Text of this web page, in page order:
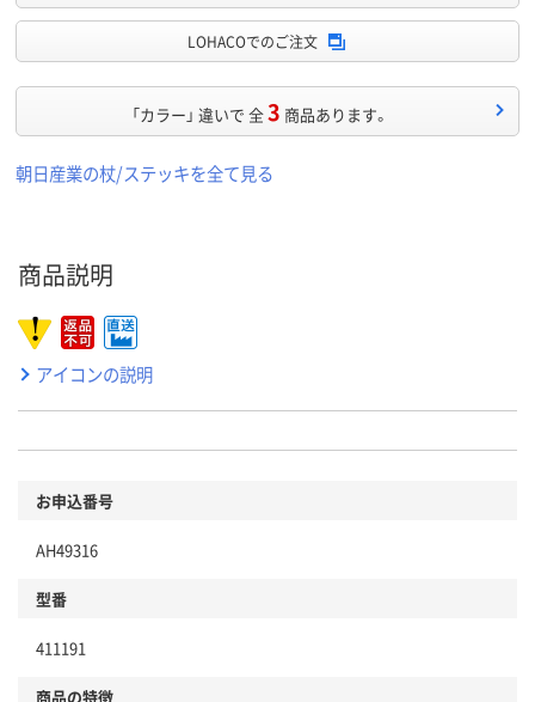
LOHACOでのご注文
「カラー」 違いで 全3 商品あります。
朝日産業の杖/ステッキを全て見る
商品説明
アイコンの説明
お申込番号
AH49316
型番
411191
商品の特徴